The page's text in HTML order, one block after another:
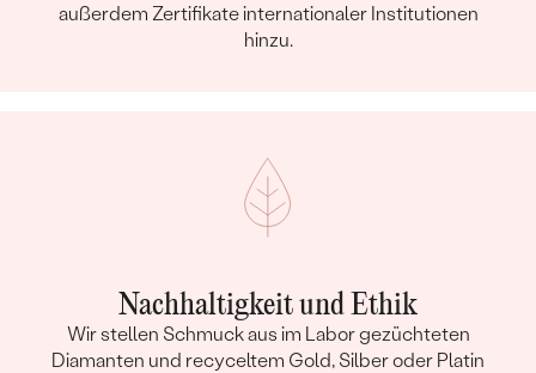
außerdem Zertifikate internationaler Institutionen
hinzu.
Nachhaltigkeit und Ethik
Wir stellen Schmuck aus im Labor gezüchteten
Diamanten und recyceltem Gold, Silber oder Platin